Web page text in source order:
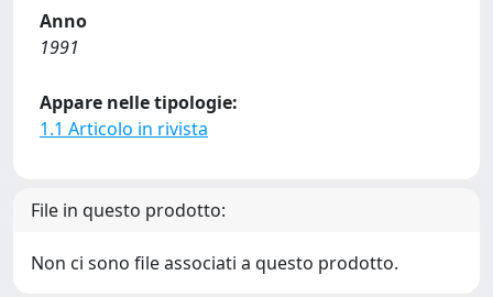
Anno
1991
Appare nelle tipologie:
1.1 Articolo in rivista
File in questo prodotto:
Non ci sono file associati a questo prodotto.